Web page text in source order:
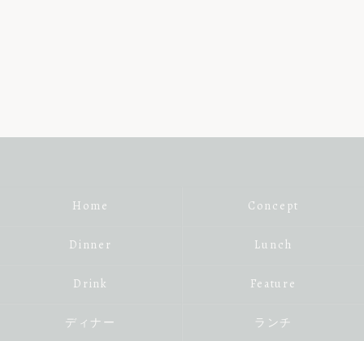
Home Concept
Dinner Lunch
Drink Feature
ディナー ランチ